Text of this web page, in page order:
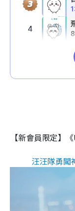
【新會員限定】
汪汪隊勇闖